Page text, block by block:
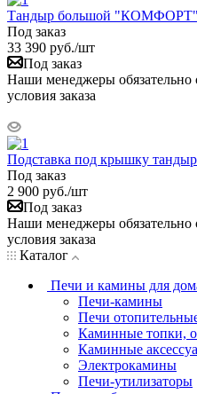
Тандыр большой "КОМФОРТ"
Под заказ
33 390 руб./шт
Под заказ
Наши менеджеры обязательно
условия заказа
Подставка под крышку
Под заказ
2 900 руб./шт
Под заказ
Наши менеджеры обязательно
условия заказа
Каталог
Печи и камины для
Печи-камины
Печи
Каминные топки,
Каминные
Электрокамины
Печи-утилизаторы